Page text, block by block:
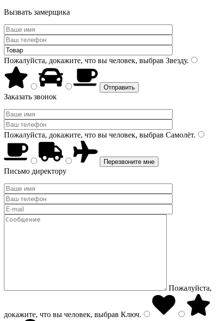
Вызвать замерщика
Пожалуйста, докажите, что вы человек, выбрав Звезду.
Заказать звонок
Пожалуйста, докажите, что вы человек, выбрав Самолёт.
Письмо директору
Пожалуйста,
докажите, что вы человек, выбрав Ключ.